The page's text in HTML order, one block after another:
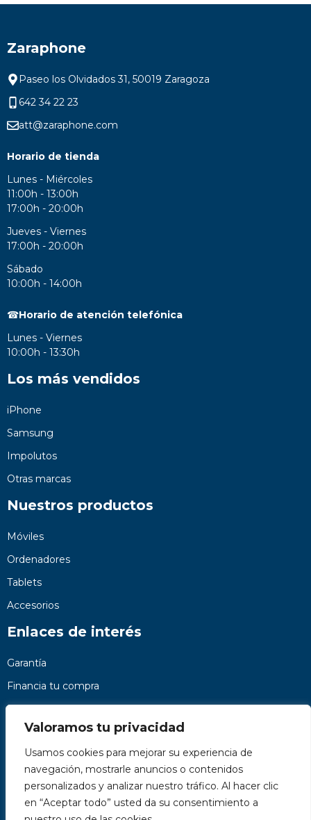
Valoramos tu privacidad
Usamos cookies para mejorar su experiencia de
navegación, mostrarle anuncios o contenidos
personalizados y analizar nuestro tráfico. Al hacer clic
en “Aceptar todo” usted da su consentimiento a
Zaraphone
Paseo los Olvidados 31, 50019 Zaragoza
642 34 22 23
att@zaraphone.com
Horario de tienda
Lunes - Miércoles
11:00h - 13:00h
17:00h - 20:00h
Jueves - Viernes
17:00h - 20:00h
Sábado
10:00h - 14:00h
☎Horario de atención telefónica
Lunes - Viernes
10:00h - 13:30h
Los más vendidos
iPhone
Samsung
Impolutos
Otras marcas
Nuestros productos
Móviles
Ordenadores
Tablets
Accesorios
Enlaces de interés
Garantía
Financia tu compra
Preguntas frecuentes
Nosotros
Contacto
Páginas legales
Kit Digital